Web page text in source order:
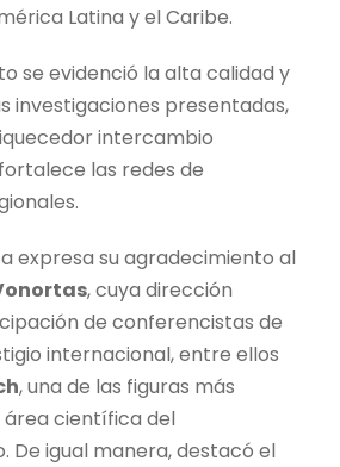
Latina y el Caribe.
se evidenció la alta calidad y
investigaciones presentadas,
intercambio
las redes de
expresa su agradecimiento al
, cuya dirección
de conferencistas de
internacional, entre ellos
, una de las figuras más
científica del
De igual manera, destacó el